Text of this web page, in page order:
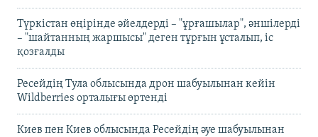
Түркістан өңірінде әйелдерді – "ұрғашылар", әншілерді
– "шайтанның жаршысы" деген тұрғын ұсталып, іс
қозғалды
Ресейдің Тула облысында дрон шабуылынан кейін
Wildberries орталығы өртенді
Киев пен Киев облысында Ресейдің әуе шабуылынан